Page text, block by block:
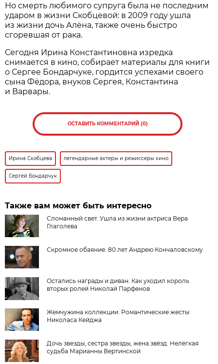
Но смерть любимого супруга была не последним
ударом в жизни Скобцевой: в 2009 году ушла
из жизни дочь Алёна, также очень быстро
сгоревшая от рака.
Сегодня Ирина Константиновна изредка
снимается в кино, собирает материалы для книги
о Сергее Бондарчуке, гордится успехами своего
сына Фёдора, внуков Сергея, Константина
и Варвары.
ОСТАВИТЬ КОММЕНТАРИЙ (0)
Ирина Скобцева легендарные актеры и режиссеры кино
Сергей Бондарчук
Также вам может быть интересно
Сломанный свет. Ушла из жизни актриса Вера
Глаголева
Скромное обаяние. 80 лет Андрею Кончаловскому
Остались награды и диван. Как уходил король
вторых ролей Николай Парфенов
Жемчужина коллекции. Романтические жесты
Николаса Кейджа
Дочь звезды, сестра звезды, жена звёзд. Нелёгкая
судьба Марианны Вертинской